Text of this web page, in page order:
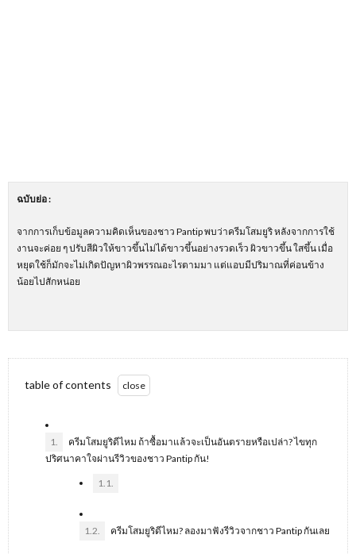
ฉบับย่อ:
จากการเก็บข้อมูลความคิดเห็นของชาว Pantip พบว่าครีมโสมยูริ หลังจากการใช้
งานจะค่อย ๆ ปรับสีผิวให้ขาวขึ้นไม่ได้ขาวขึ้นอย่างรวดเร็ว ผิวขาวขึ้น ใสขึ้น เมื่อ
หยุดใช้ก็มักจะไม่เกิดปัญหาผิวพรรณอะไรตามมา แต่แอบมีปริมาณที่ค่อนข้าง
น้อยไปสักหน่อย
table of contents
1.
ครีมโสมยูริดีไหม ถ้าซื้อมาแล้วจะเป็นอันตรายหรือเปล่า? ไขทุก
ปริศนาคาใจผ่านรีวิวของชาว Pantip กัน!
1.1.
1.2. ครีมโสมยูริดีไหม? ลองมาฟังรีวิวจากชาว Pantip กันเลย